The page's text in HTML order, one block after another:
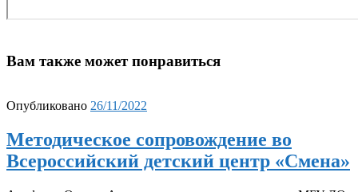
Вам также может понравиться
Опубликовано 26/11/2022
Методическое сопровождение во
Всероссийский детский центр «Смена»